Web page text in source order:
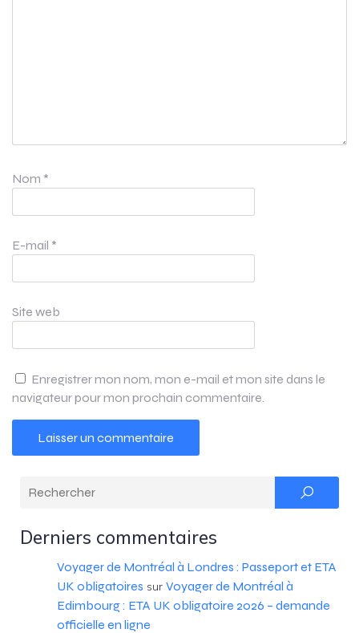
Nom *
E-mail *
Site web
Enregistrer mon nom, mon e-mail et mon site dans le
navigateur pour mon prochain commentaire.
Derniers commentaires
Voyager de Montréal à Londres : Passeport et ETA
UK obligatoires sur Voyager de Montréal à
Edimbourg : ETA UK obligatoire 2026 – demande
officielle en ligne